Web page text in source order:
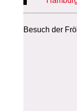
Besuch der